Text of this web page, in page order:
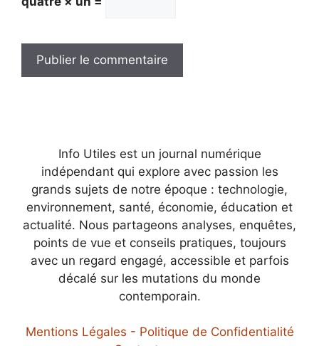
Info Utiles est un journal numérique
indépendant qui explore avec passion les
grands sujets de notre époque : technologie,
environnement, santé, économie, éducation et
actualité. Nous partageons analyses, enquêtes,
points de vue et conseils pratiques, toujours
avec un regard engagé, accessible et parfois
décalé sur les mutations du monde
contemporain.
Mentions Légales - Politique de Confidentialité